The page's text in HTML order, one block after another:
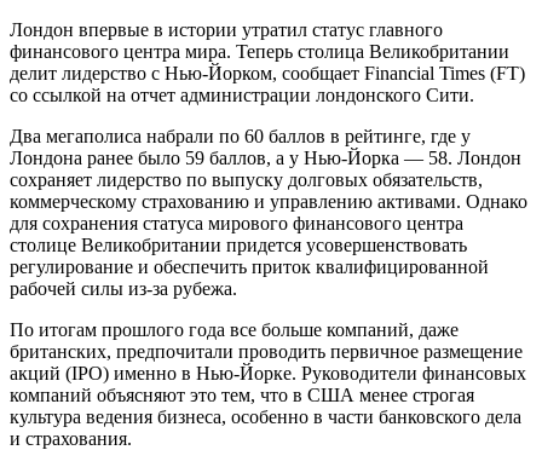
Лондон впервые в истории утратил статус главного
финансового центра мира. Теперь столица Великобритании
делит лидерство с Нью-Йорком, сообщает Financial Times (FT)
со ссылкой на отчет администрации лондонского Сити.
Два мегаполиса набрали по 60 баллов в рейтинге, где у
Лондона ранее было 59 баллов, а у Нью-Йорка — 58. Лондон
сохраняет лидерство по выпуску долговых обязательств,
коммерческому страхованию и управлению активами. Однако
для сохранения статуса мирового финансового центра
столице Великобритании придется усовершенствовать
регулирование и обеспечить приток квалифицированной
рабочей силы из-за рубежа.
По итогам прошлого года все больше компаний, даже
британских, предпочитали проводить первичное размещение
акций (IPO) именно в Нью-Йорке. Руководители финансовых
компаний объясняют это тем, что в США менее строгая
культура ведения бизнеса, особенно в части банковского дела
и страхования.